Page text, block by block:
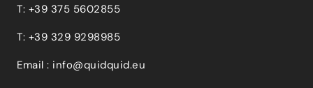
T: +39 375 5602855
T: +39 329 9298985
Email : info@quidquid.eu